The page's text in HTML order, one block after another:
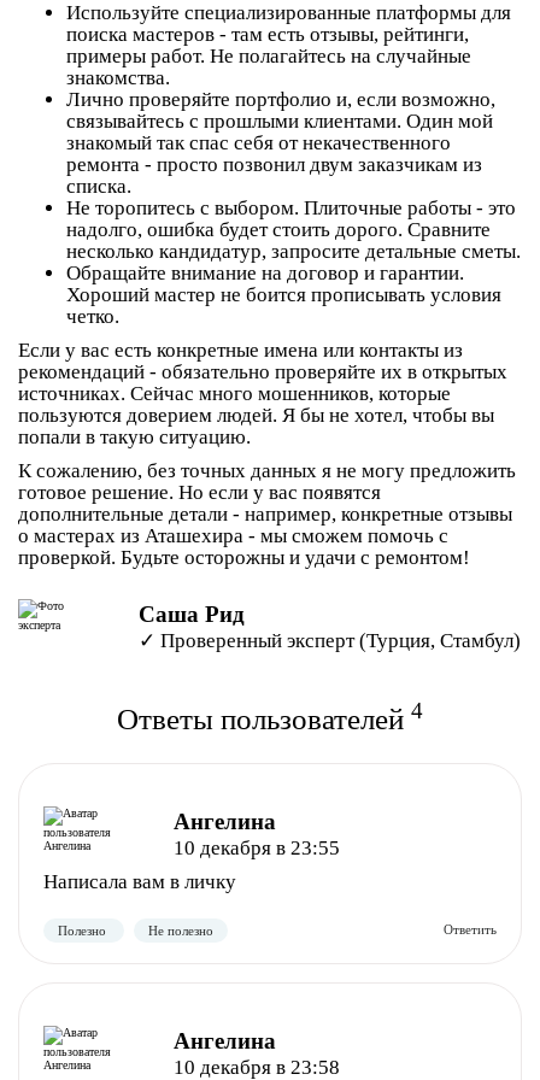
Используйте специализированные платформы для
поиска мастеров - там есть отзывы, рейтинги,
примеры работ. Не полагайтесь на случайные
знакомства.
Лично проверяйте портфолио и, если возможно,
связывайтесь с прошлыми клиентами. Один мой
знакомый так спас себя от некачественного
ремонта - просто позвонил двум заказчикам из
списка.
Не торопитесь с выбором. Плиточные работы - это
надолго, ошибка будет стоить дорого. Сравните
несколько кандидатур, запросите детальные сметы.
Обращайте внимание на договор и гарантии.
Хороший мастер не боится прописывать условия
четко.
Если у вас есть конкретные имена или контакты из
рекомендаций - обязательно проверяйте их в открытых
источниках. Сейчас много мошенников, которые
пользуются доверием людей. Я бы не хотел, чтобы вы
попали в такую ситуацию.
К сожалению, без точных данных я не могу предложить
готовое решение. Но если у вас появятся
дополнительные детали - например, конкретные отзывы
о мастерах из Аташехира - мы сможем помочь с
проверкой. Будьте осторожны и удачи с ремонтом!
Саша Рид
✓ Проверенный эксперт (Турция, Стамбул)
Ответы пользователей 4
Ангелина
10 декабря в 23:55
Написала вам в личку
Ангелина
10 декабря в 23:58